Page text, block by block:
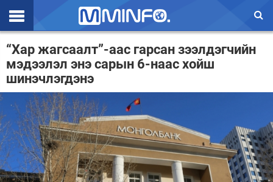
Эхлэл
Цаг агаар
Валют ханш
Улс төр
Эдийн засаг
Үзэл бодол
“Хар жагсаалт”-аас гарсан зээлдэгчийн
мэдээлэл энэ сарын 6-наас хойш
шинэчлэгдэнэ